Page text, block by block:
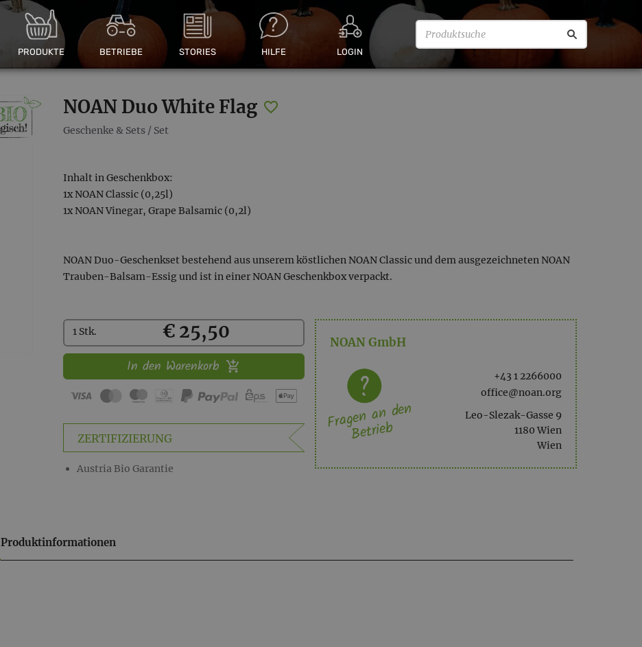
PRODUKTE BETRIEBE STORIES HILFE LOGIN
NOAN Duo White Flag
Geschenke & Sets / Set
Inhalt in Geschenkbox:
1x NOAN Classic (0,25l)
1x NOAN Vinegar, Grape Balsamic (0,2l)
NOAN Duo-Geschenkset bestehend aus unserem köstlichen NOAN Classic und dem ausgezeichneten NOAN
Trauben-Balsam-Essig und ist in einer NOAN Geschenkbox verpackt.
Kaufen
1 Stk. € 25,50
In den Warenkorb
ZERTIFIZIERUNG
Austria Bio Garantie
NOAN GmbH
+43 1 2266000
office@noan.org
Leo-Slezak-Gasse 9
1180 Wien
Wien
Fragen an den
Betrieb
Produktinformationen